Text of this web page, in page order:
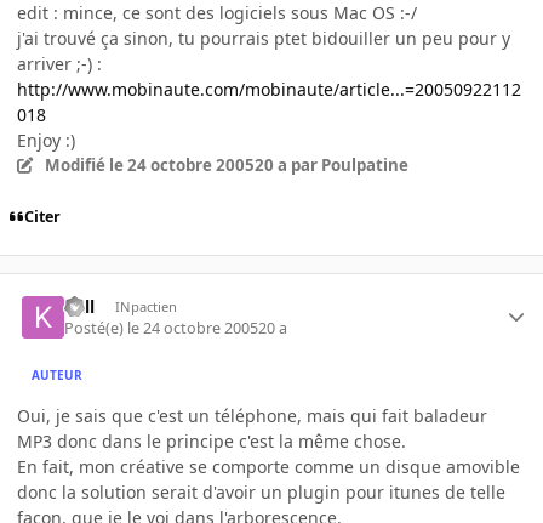
edit : mince, ce sont des logiciels sous Mac OS :-/
j'ai trouvé ça sinon, tu pourrais ptet bidouiller un peu pour y
arriver ;-) :
http://www.mobinaute.com/mobinaute/article...=20050922112
018
Enjoy :)
Modifié le 24 octobre 200520 a par Poulpatine
Citer
kall INpactien
Posté(e) le 24 octobre 200520 a
AUTEUR
Oui, je sais que c'est un téléphone, mais qui fait baladeur
MP3 donc dans le principe c'est la même chose.
En fait, mon créative se comporte comme un disque amovible
donc la solution serait d'avoir un plugin pour itunes de telle
façon, que je le voi dans l'arborescence.